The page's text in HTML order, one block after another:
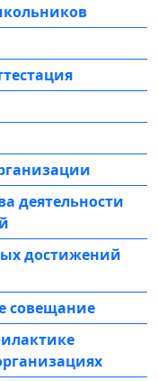
деятельности
достижений
совещание